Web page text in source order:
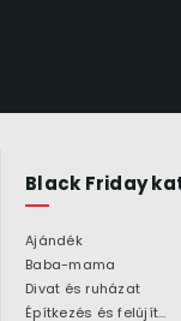
Black Friday
Ajándék
Baba-mama
Divat és ruházat
Építkezés és felújítás